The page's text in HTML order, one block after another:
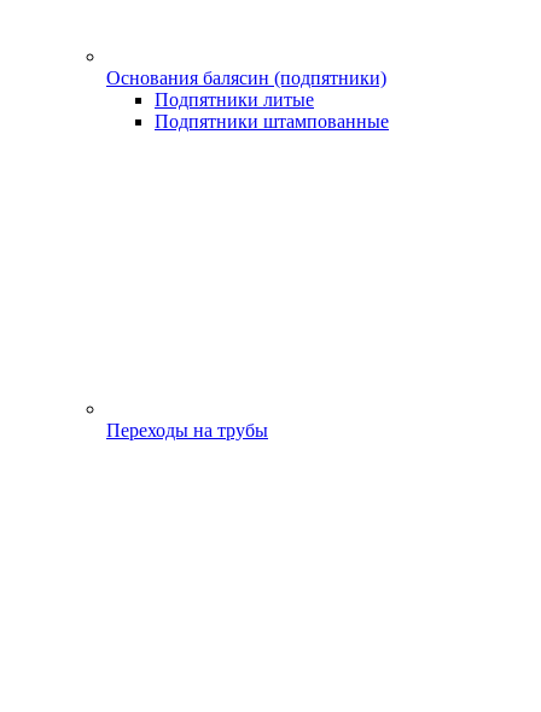
Основания балясин (подпятники)
Подпятники литые
Подпятники штампованные
Переходы на трубы